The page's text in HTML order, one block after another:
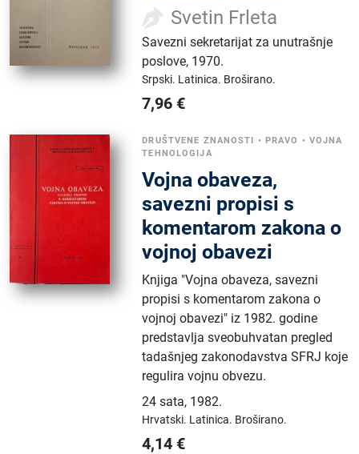
Svetin Frleta
Savezni sekretarijat za unutrašnje
poslove, 1970.
Srpski. Latinica. Broširano.
7,96 €
DRUŠTVENE ZNANOSTI • PRAVO • VOJNA
TEHNOLOGIJA
Vojna obaveza,
savezni propisi s
komentarom zakona o
vojnoj obavezi
Knjiga "Vojna obaveza, savezni
propisi s komentarom zakona o
vojnoj obavezi" iz 1982. godine
predstavlja sveobuhvatan pregled
tadašnjeg zakonodavstva SFRJ koje
regulira vojnu obvezu.
24 sata, 1982.
Hrvatski. Latinica. Broširano.
4,14 €